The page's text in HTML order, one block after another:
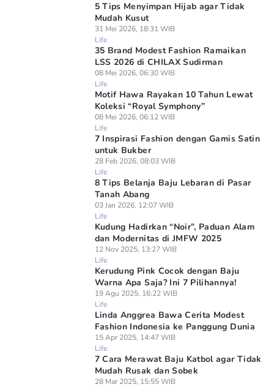
5 Tips Menyimpan Hijab agar Tidak
Mudah Kusut
31 Mei 2026, 18:31 WIB
Life
35 Brand Modest Fashion Ramaikan
LSS 2026 di CHILAX Sudirman
08 Mei 2026, 06:30 WIB
Life
Motif Hawa Rayakan 10 Tahun Lewat
Koleksi “Royal Symphony”
08 Mei 2026, 06:12 WIB
Life
7 Inspirasi Fashion dengan Gamis Satin
untuk Bukber
28 Feb 2026, 08:03 WIB
Life
8 Tips Belanja Baju Lebaran di Pasar
Tanah Abang
03 Jan 2026, 12:07 WIB
Life
Kudung Hadirkan “Noir”, Paduan Alam
dan Modernitas di JMFW 2025
12 Nov 2025, 13:27 WIB
Life
Kerudung Pink Cocok dengan Baju
Warna Apa Saja? Ini 7 Pilihannya!
19 Agu 2025, 16:22 WIB
Life
Linda Anggrea Bawa Cerita Modest
Fashion Indonesia ke Panggung Dunia
15 Apr 2025, 14:47 WIB
Life
7 Cara Merawat Baju Katbol agar Tidak
Mudah Rusak dan Sobek
28 Mar 2025, 15:55 WIB